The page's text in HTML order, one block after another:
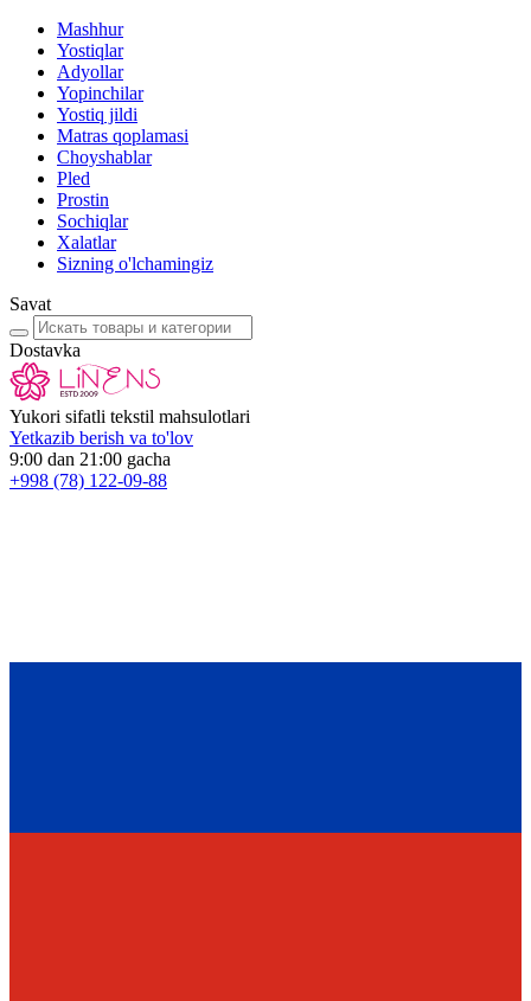
Mashhur
Yostiqlar
Adyollar
Yopinchilar
Yostiq jildi
Matras qoplamasi
Choyshablar
Pled
Prostin
Sochiqlar
Xalatlar
Sizning o'lchamingiz
Savat
Dostavka
Yukori sifatli tekstil mahsulotlari
Yetkazib berish va to'lov
9:00 dan 21:00 gacha
+998 (78) 122-09-88